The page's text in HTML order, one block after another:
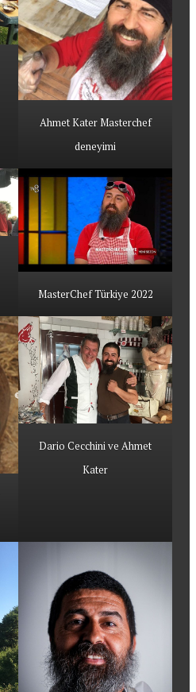
Ahmet Kater Masterchef
deneyimi
MasterChef Türkiye 2022
Dario Cecchini ve Ahmet
Kater